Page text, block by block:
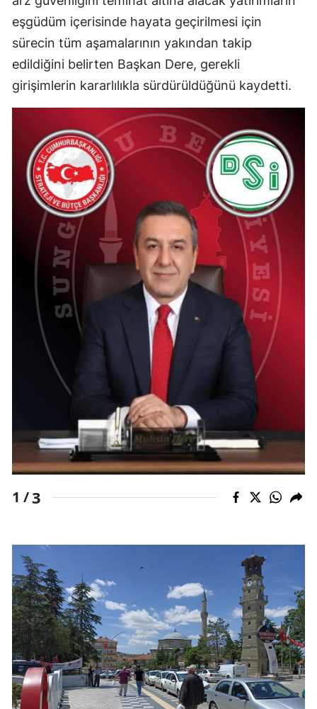
Mersin
İstanbul
İzmir
Kars
Kastamonu
Kayseri
Kırklareli
Kırşehir
Kocaeli
Konya
Kütahya
Malatya
Kahramanmaraş
Mardin
Muğla
Niğde
Sakarya
Samsun
Siirt
eşgüdüm içerisinde hayata geçirilmesi için
sürecin tüm aşamalarının yakından takip
edildiğini belirten Başkan Dere, gerekli
girişimlerin kararlılıkla sürdürüldüğünü kaydetti.
1 /3